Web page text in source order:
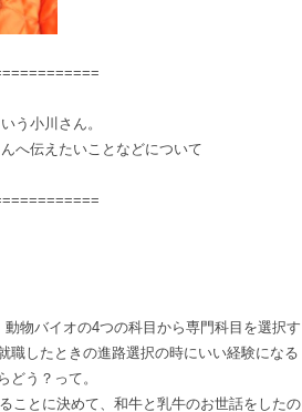
う小川さん。
へ伝えたいことなどについて
物バイオの4つの科目から専門科目を選択す
職したときの進路選択の時にいい経験になる
う？って。
ことに決めて、和牛と乳牛のお世話をしたの